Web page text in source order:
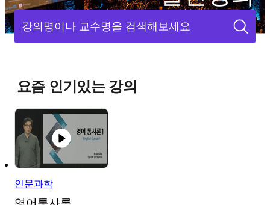
강의명이나 교수명을 검색해보세요
요즘 인기있는 강의
인문과학